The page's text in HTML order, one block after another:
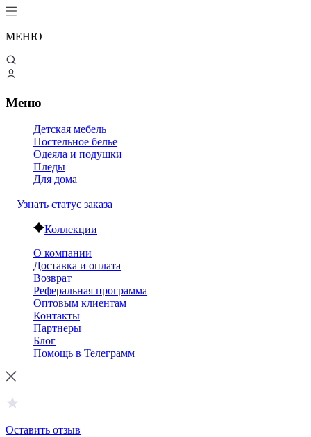
МЕНЮ
Меню
Детская мебель
Постельное белье
Одеяла и подушки
Пледы
Для дома
Узнать статус заказа
Коллекции
О компании
Доставка и оплата
Возврат
Реферальная программа
Оптовым клиентам
Контакты
Партнеры
Блог
Помощь в Телеграмм
Оставить отзыв